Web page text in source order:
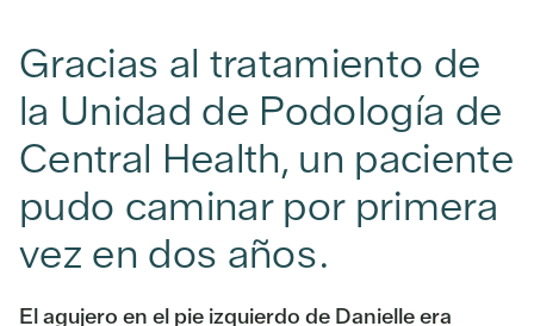
Gracias al tratamiento de
la Unidad de Podología de
Central Health, un paciente
pudo caminar por primera
vez en dos años.
El agujero en el pie izquierdo de Danielle era